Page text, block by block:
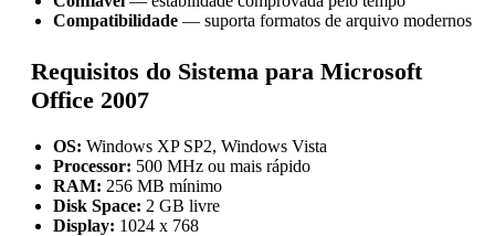
Compatibilidade — suporta formatos de arquivo modernos
Requisitos do Sistema para Microsoft
Office 2007
OS: Windows XP SP2, Windows Vista
Processor: 500 MHz ou mais rápido
RAM: 256 MB mínimo
Disk Space: 2 GB livre
Display: 1024 x 768